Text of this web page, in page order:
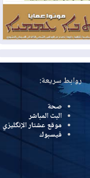
النفط: اتفاقية ثلاثية لاستئناف
التصدير عبر جيهان بطاقة 750 ألف برميل
روابط سريعة:
صحة
البث المباشر
موقع عشتار الإنگليزي
فيسبوك